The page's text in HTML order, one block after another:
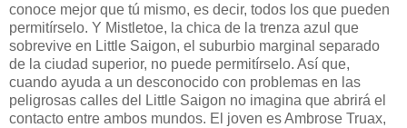
conoce mejor que tú mismo, es decir, todos los que pueden
permitírselo. Y Mistletoe, la chica de la trenza azul que
sobrevive en Little Saigon, el suburbio marginal separado
de la ciudad superior, no puede permitírselo. Así que,
cuando ayuda a un desconocido con problemas en las
peligrosas calles del Little Saigon no imagina que abrirá el
contacto entre ambos mundos. El joven es Ambrose Truax,